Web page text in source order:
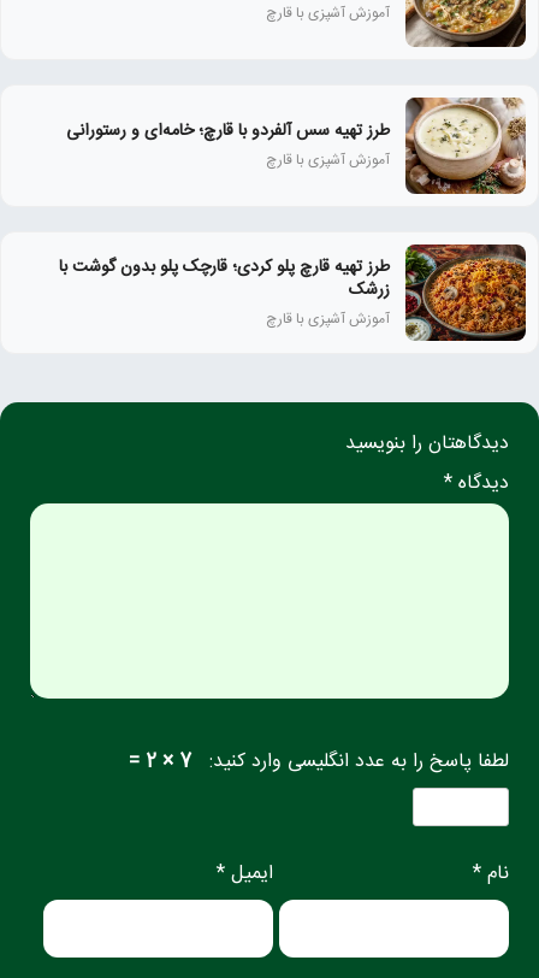
آموزش آشپزی با قارچ
طرز تهیه سس آلفردو با قارچ؛ خامه‌ای و رستورانی
آموزش آشپزی با قارچ
طرز تهیه قارچ پلو کردی؛ قارچک پلو بدون گوشت با
زرشک
آموزش آشپزی با قارچ
دیدگاهتان را بنویسید
دیدگاه *
لطفا پاسخ را به عدد انگلیسی وارد کنید: 7 × 2 =
نام * ایمیل *